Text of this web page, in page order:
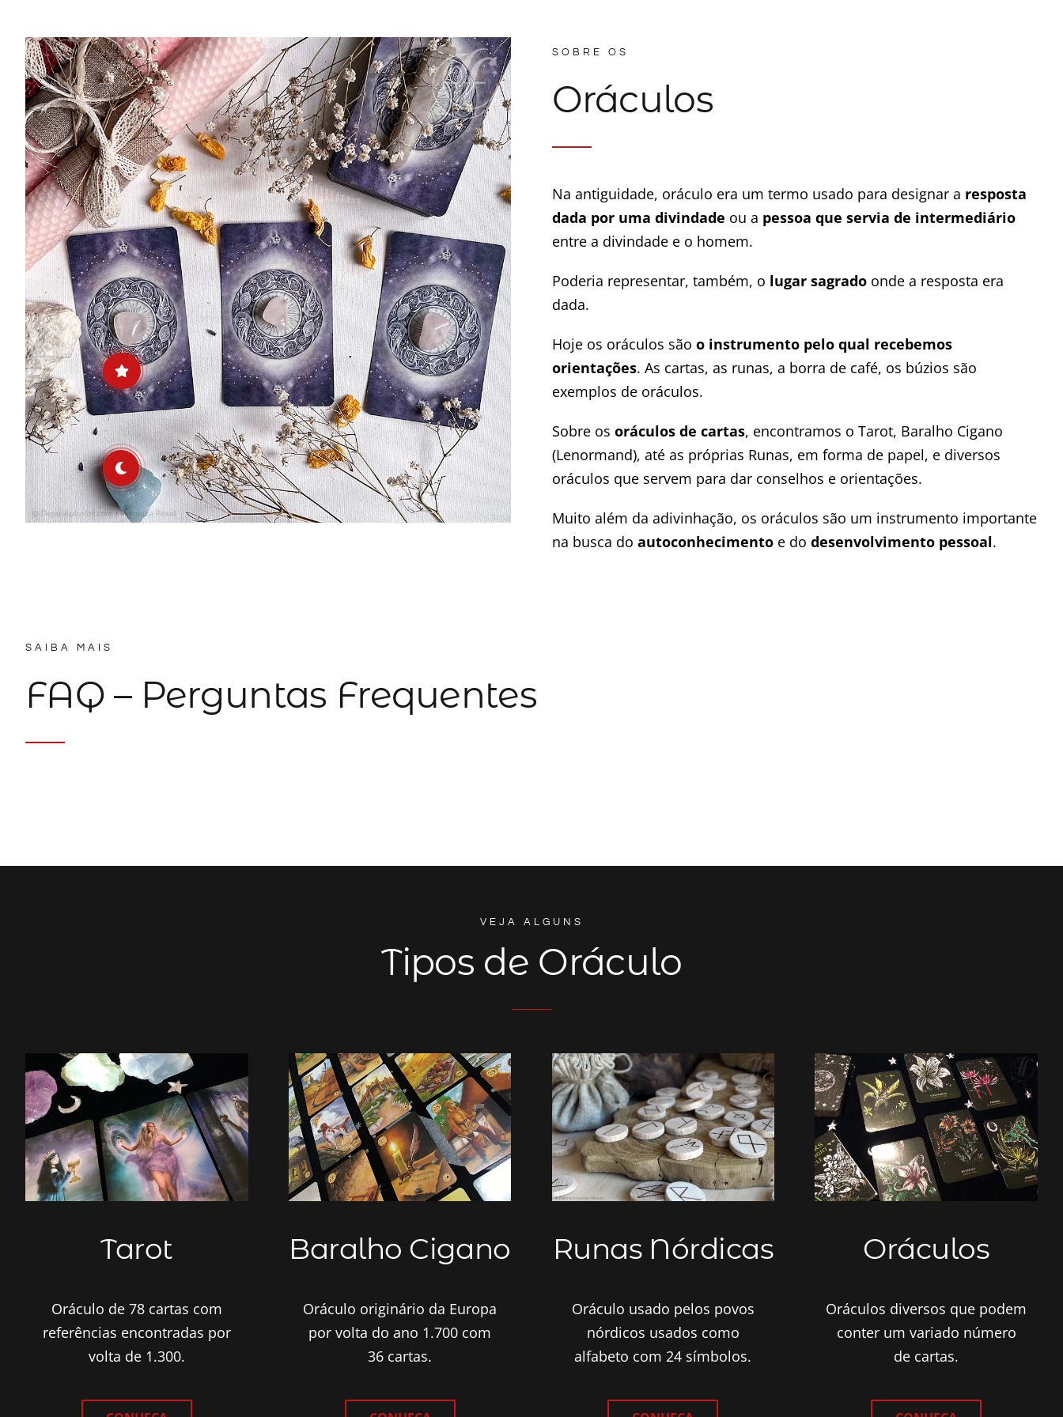
SOBRE OS
Oráculos
Na antiguidade, oráculo era um termo usado para designar a resposta
dada por uma divindade ou a pessoa que servia de intermediário
entre a divindade e o homem.
Poderia representar, também, o lugar sagradoonde a resposta era
dada.
Hoje os oráculos são o instrumento pelo qual recebemos
orientações. As cartas, as runas, a borra de café, os búzios são
exemplos de oráculos.
Sobre os oráculos de cartas, encontramos o Tarot, Baralho Cigano
(Lenormand), até as próprias Runas, em forma de papel, e diversos
oráculos que servem para dar conselhos e orientações.
Muito além da adivinhação, os oráculos são um instrumento importante
na busca do autoconhecimentoe do desenvolvimento pessoal.
SAIBA MAIS
FAQ – Perguntas Frequentes
VEJA ALGUNS
Tipos de Oráculo
Tarot
Oráculo de 78 cartas com
referências encontradas por
volta de 1.300.
Baralho Cigano
Oráculo originário da Europa
por volta do ano 1.700 com
36 cartas.
Runas Nórdicas
Oráculo usado pelos povos
nórdicos usados como
alfabeto com 24 símbolos.
Oráculos
Oráculos diversos que podem
conter um variado número
de cartas.